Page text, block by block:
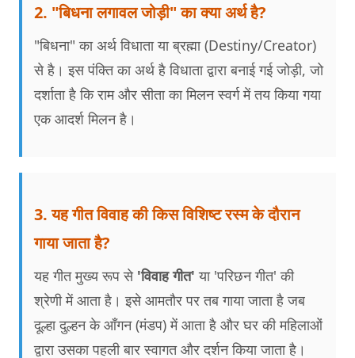
2. "बिधना लगावल जोड़ी" का क्या अर्थ है?
"बिधना" का अर्थ विधाता या ब्रह्मा (Destiny/Creator)
से है। इस पंक्ति का अर्थ है विधाता द्वारा बनाई गई जोड़ी, जो
दर्शाता है कि राम और सीता का मिलन स्वर्ग में तय किया गया
एक आदर्श मिलन है।
3. यह गीत विवाह की किस विशिष्ट रस्म के दौरान
गाया जाता है?
यह गीत मुख्य रूप से 'विवाह गीत' या 'परिछन गीत' की
श्रेणी में आता है। इसे आमतौर पर तब गाया जाता है जब
दूल्हा दुल्हन के आँगन (मंडप) में आता है और घर की महिलाओं
द्वारा उसका पहली बार स्वागत और दर्शन किया जाता है।